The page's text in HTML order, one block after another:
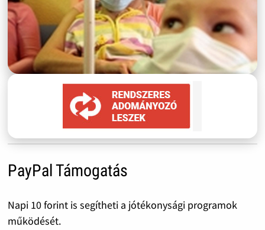
PayPal Támogatás
Napi 10 forint is segítheti a jótékonysági programok
működését.